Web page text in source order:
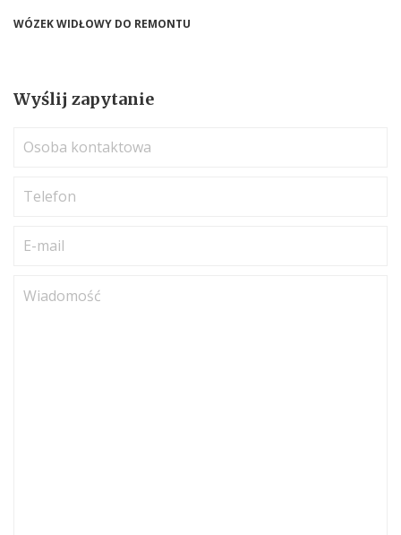
WÓZEK WIDŁOWY DO REMONTU
Wyślij zapytanie